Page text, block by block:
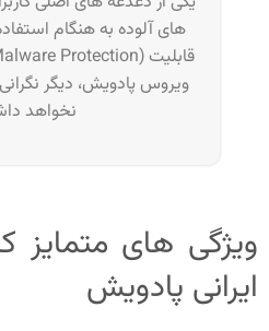
های آلوده به هنگام
ویروس پادویش، دیگر
نخواهد
ویژگی های
ایرانی پادویش